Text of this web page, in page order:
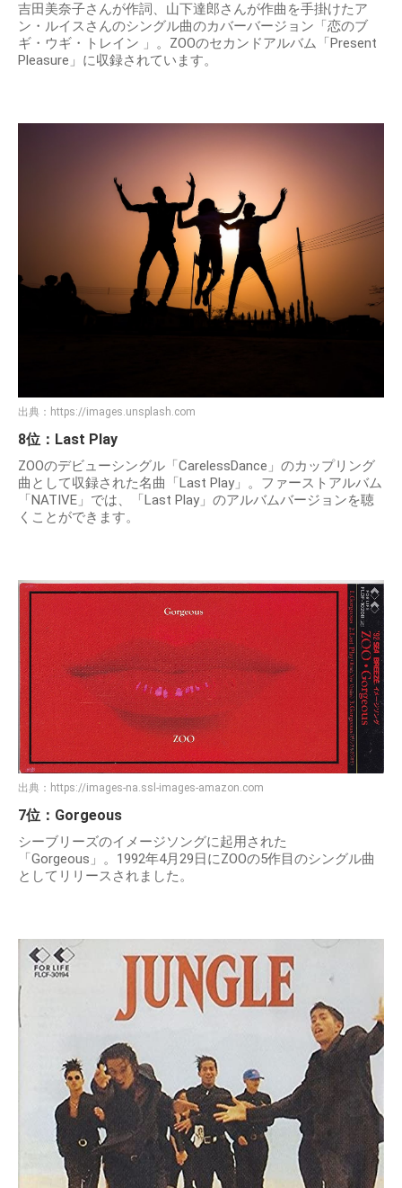
吉田美奈子さんが作詞、山下達郎さんが作曲を手掛けたア
ン・ルイスさんのシングル曲のカバーバージョン「恋のブ
ギ・ウギ・トレイン 」。ZOOのセカンドアルバム「Present
Pleasure」に収録されています。
出典： https://images.unsplash.com
8位：Last Play
ZOOのデビューシングル「CarelessDance」のカップリング
曲として収録された名曲「Last Play」。ファーストアルバム
「NATIVE」では、「Last Play」のアルバムバージョンを聴
くことができます。
出典： https://images-na.ssl-images-amazon.com
7位：Gorgeous
シーブリーズのイメージソングに起用された
「Gorgeous」。1992年4月29日にZOOの5作目のシングル曲
としてリリースされました。